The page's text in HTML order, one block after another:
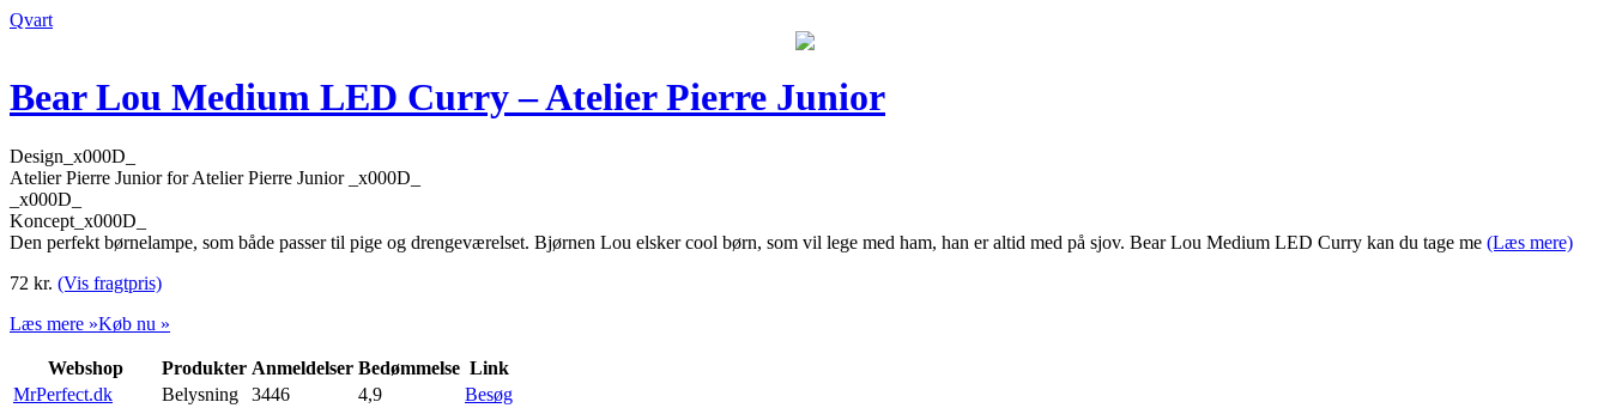
Qvart
Bear Lou Medium LED Curry – Atelier Pierre Junior
Design_x000D_
Atelier Pierre Junior for Atelier Pierre Junior _x000D_
_x000D_
Koncept_x000D_
Den perfekt børnelampe, som både passer til pige og drengeværelset. Bjørnen Lou elsker cool børn, som vil lege med ham, han er altid med på sjov. Bear Lou Medium LED Curry kan du tage me (Læs mere)
72 kr. (Vis fragtpris)
Læs mere »Køb nu »
Webshop Produkter Anmeldelser Bedømmelse Link
MrPerfect.dk
Belysning 3446 4,9
Besøg